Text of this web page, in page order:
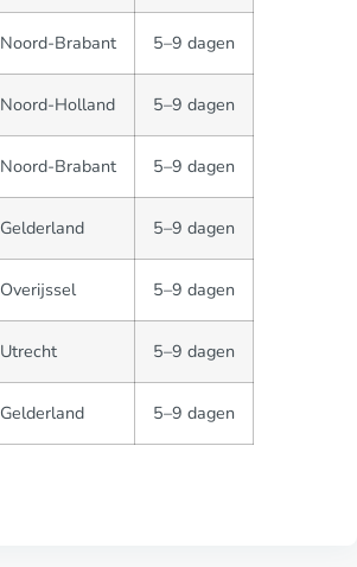
Noord-Brabant 5–9 dagen
Noord-Holland 5–9 dagen
Noord-Brabant 5–9 dagen
Gelderland 5–9 dagen
Overijssel 5–9 dagen
Utrecht 5–9 dagen
Gelderland 5–9 dagen